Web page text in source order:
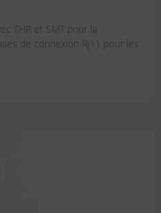
THR et SMT pour la
de connexion RJ11 pour les